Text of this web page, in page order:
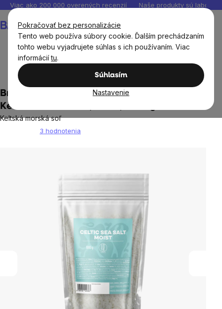
Pokračovať bez personalizácie
Tento web používa súbory cookie. Ďalším prechádzaním
tohto webu vyjadrujete súhlas s ich používaním. Viac
informáciítu.
Súhlasím
Nastavenie
Prejsť
obsah
Viac ako 200 000 overených recenzií Naše produkty sú
košík
Dochucovadlá a korenie
BrainMax Pure® Celtic Sea Salt, Moist,
Keltská morská soľ, vlhká, 1000 g
Keltská morská soľ
3 hodnotenia